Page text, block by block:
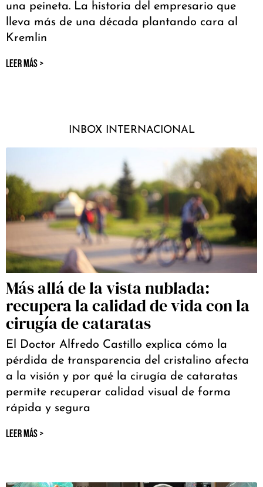
una peineta. La historia del empresario que
lleva más de una década plantando cara al
Kremlin
LEER MÁS >
INBOX INTERNACIONAL
Más allá de la vista nublada:
recupera la calidad de vida con la
cirugía de cataratas
El Doctor Alfredo Castillo explica cómo la
pérdida de transparencia del cristalino afecta
a la visión y por qué la cirugía de cataratas
permite recuperar calidad visual de forma
rápida y segura
LEER MÁS >